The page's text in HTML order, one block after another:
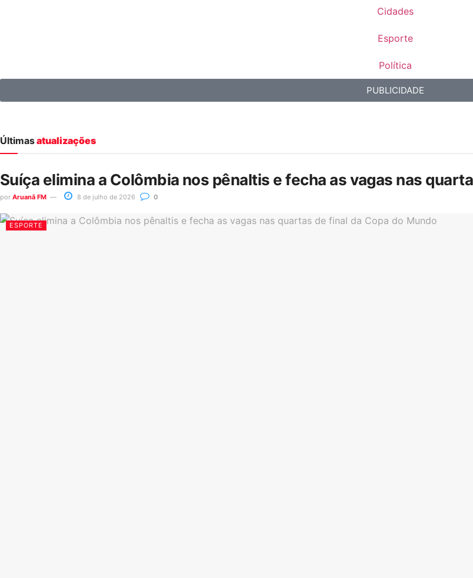
Cidades
Esporte
Política
PUBLICIDADE
Últimasatualizações
Suíça elimina a Colômbia nos pênaltis e fecha as vagas nas
por Aruanã FM 8 de julho de 2026 0
ESPORTE